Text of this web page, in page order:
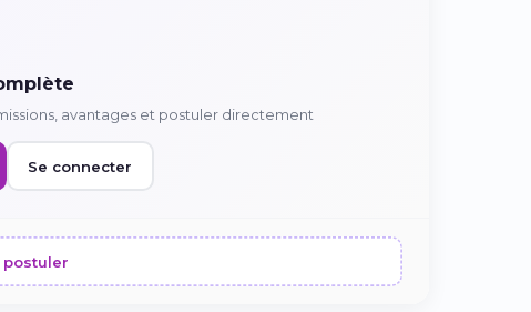
avantages et postuler directement
Se connecter
postuler